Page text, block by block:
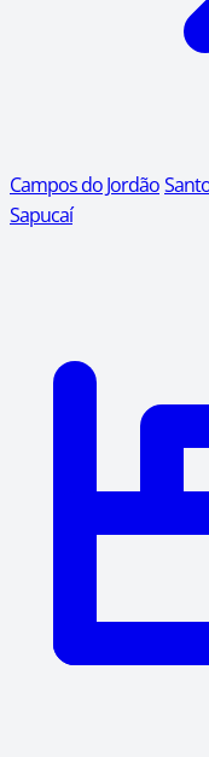
Campos do Jordão
Sapucaí